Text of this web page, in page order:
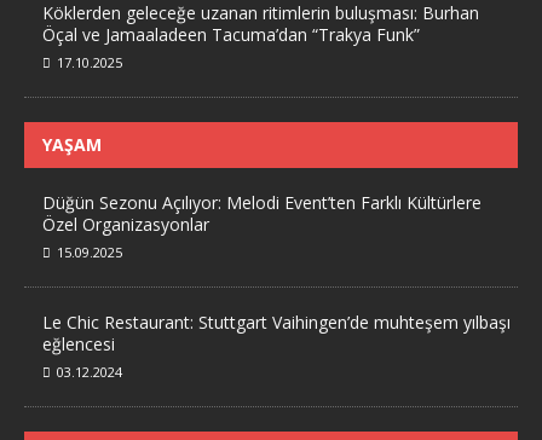
Köklerden geleceğe uzanan ritimlerin buluşması: Burhan
Öçal ve Jamaaladeen Tacuma’dan “Trakya Funk”
17.10.2025
YAŞAM
Düğün Sezonu Açılıyor: Melodi Event’ten Farklı Kültürlere
Özel Organizasyonlar
15.09.2025
Le Chic Restaurant: Stuttgart Vaihingen’de muhteşem yılbaşı
eğlencesi
03.12.2024